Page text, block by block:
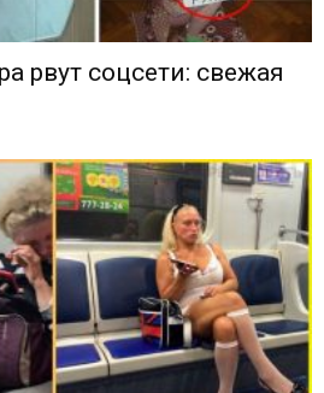
рвут соцсети: свежая